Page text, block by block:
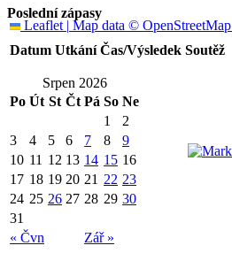
Leaflet | Map data © OpenStreetMap
Poslední zápasy
Datum Utkání Čas/Výsledek Soutěž
Srpen 2026
Po Út St Čt Pá So Ne
« Čvn Zář »
1
2
3
4 5 6 7 8
9
10 11 12 13 14 15 16
17 18 19 20 21 22 23
24 25 26 27 28 29 30
31